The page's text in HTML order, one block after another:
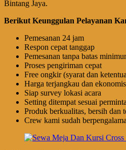
Bintang Jaya.
Berikut Keunggulan Pelayanan
Pemesanan 24 jam
Respon cepat tanggap
Pemesanan tanpa batas
Proses pengiriman cepat
Free ongkir (syarat dan
Harga terjangkau dan ekonomis
Siap survey lokasi acara
Setting ditempat sesuai
Produk berkualitas, bersih dan
Crew kami sudah